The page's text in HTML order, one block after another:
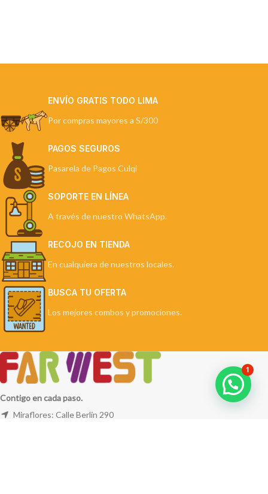
ENVÍO GRATIS TODO LIMA
Por compras mayores a S/300
PAGOS SEGUROS
Pasarela de Pagos Culqi
SOPORTE EN LÍNEA
A través de nuestro WhatsApp.
RECOJO EN TIENDA
En cualquiera de nuestros locales.
BUSCA TU OFERTA
Los mejores combos y promociones.
Contigo en cada paso.
Miraflores: Calle Berlín 290
1